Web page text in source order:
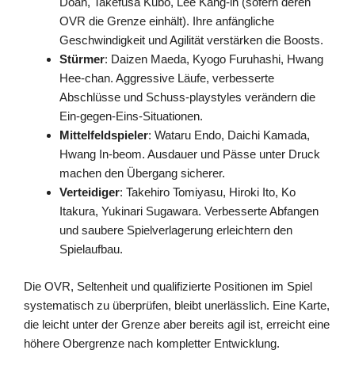
OVR die Grenze einhält). Ihre anfängliche
Geschwindigkeit und Agilität verstärken die Boosts.
Stürmer: Daizen Maeda, Kyogo Furuhashi, Hwang
Hee-chan. Aggressive Läufe, verbesserte
Abschlüsse und Schuss-playstyles verändern die
Ein-gegen-Eins-Situationen.
Mittelfeldspieler: Wataru Endo, Daichi Kamada,
Hwang In-beom. Ausdauer und Pässe unter Druck
machen den Übergang sicherer.
Verteidiger: Takehiro Tomiyasu, Hiroki Ito, Ko
Itakura, Yukinari Sugawara. Verbesserte Abfangen
und saubere Spielverlagerung erleichtern den
Spielaufbau.
Die OVR, Seltenheit und qualifizierte Positionen im Spiel
systematisch zu überprüfen, bleibt unerlässlich. Eine Karte,
die leicht unter der Grenze aber bereits agil ist, erreicht eine
höhere Obergrenze nach kompletter Entwicklung.